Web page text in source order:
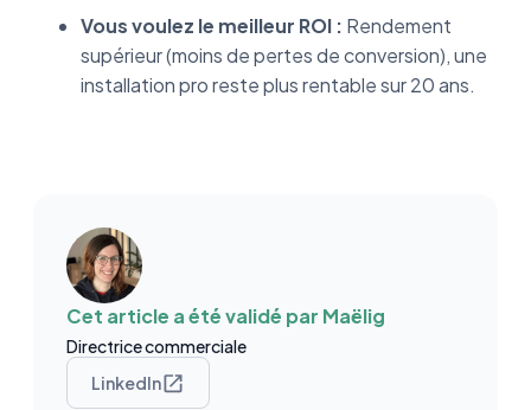
Vous voulez le meilleur ROI : Rendement
supérieur (moins de pertes de conversion), une
installation pro reste plus rentable sur 20 ans.
Cet article a été validé par Maëlig
Directrice commerciale
LinkedIn